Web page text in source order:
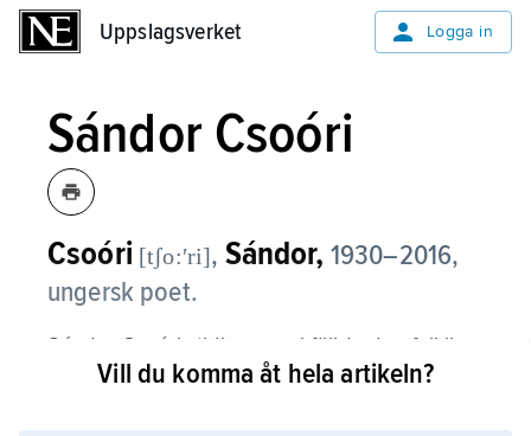
Uppslagsverket Logga in
Sándor Csoóri
Csoóri [tʃo:ʹri], Sándor, 1930–2016,
ungersk poet.
Sándor Csoóris tidiga poesi följde den folkliga
traditionen, men från 1960-talet fördjupades
Vill du komma åt hela artikeln?